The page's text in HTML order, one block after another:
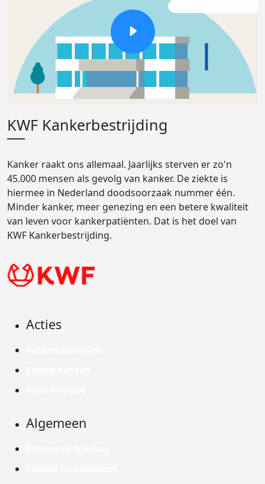
KWF Kankerbestrijding
Kanker raakt ons allemaal. Jaarlijks sterven er zo'n
45.000 mensen als gevolg van kanker. De ziekte is
hiermee in Nederland doodsoorzaak nummer één.
Minder kanker, meer genezing en een betere kwaliteit
van leven voor kankerpatiënten. Dat is het doel van
KWF Kankerbestrijding.
Acties
Algemeen